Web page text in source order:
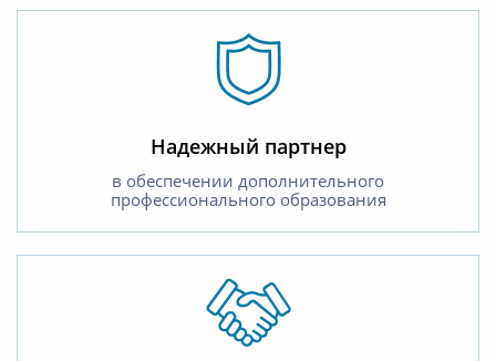
Надежный партнер
в обеспечении дополнительного
профессионального образования